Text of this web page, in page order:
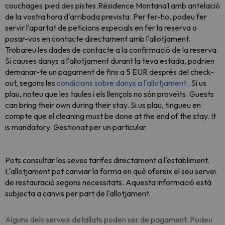
couchages.pied des pistes.Résidence Montana1 amb antelació
de la vostra hora d'arribada prevista. Per fer-ho, podeu fer
servir l'apartat de peticions especials en fer la reserva o
posar-vos en contacte directament amb l'allotjament.
Trobareu les dades de contacte a la confirmació de la reserva.
Si causes danys a l'allotjament durant la teva estada, podrien
demanar-te un pagament de fins a 5 EUR després del check-
out, segons les condicions sobre danys a l'allotjament . Si us
plau, noteu que les taules i els llençols no són proveïts. Guests
can bring their own during their stay. Si us plau, tingueu en
compte que el cleaning must be done at the end of the stay. It
is mandatory. Gestionat per un particular
Pots consultar les seves tarifes directament a l'establiment.
L'allotjament pot canviar la forma en què ofereix el seu servei
de restauració segons necessitats. Aquesta informació està
subjecta a canvis per part de l'allotjament.
Alguns dels serveis detallats poden ser de pagament. Podeu